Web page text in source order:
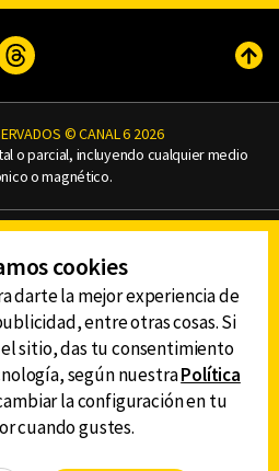
Threads
© CANAL 6 2026
o parcial, incluyendo cualquier medio
o magnético.
DE PRIVACIDAD
DE LAS AUDIENCIAS
LA APP DE CANAL 6
cookies
darte la mejor experiencia de
entre otras cosas. Si
sitio, das tu consentimiento
según nuestraPolítica
la configuración en tu
cuando gustes.